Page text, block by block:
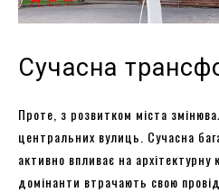
Сучасна
Проте, з розвитком міста
центральних вулиць. Сучасна
активно впливає на архітектурну
домінанти втрачають свою